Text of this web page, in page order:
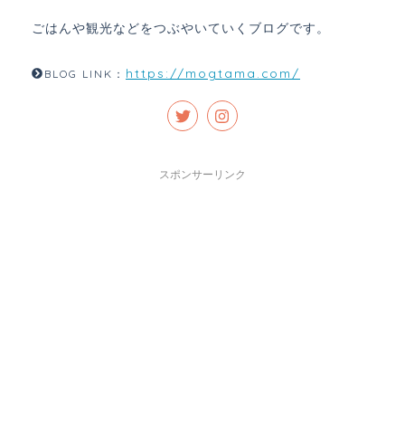
ごはんや観光などをつぶやいていくブログです。
BLOG LINK： https://mogtama.com/
スポンサーリンク